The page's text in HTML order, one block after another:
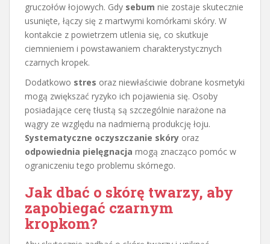
gruczołów łojowych. Gdy sebum nie zostaje skutecznie
usunięte, łączy się z martwymi komórkami skóry. W
kontakcie z powietrzem utlenia się, co skutkuje
ciemnieniem i powstawaniem charakterystycznych
czarnych kropek.
Dodatkowo stres oraz niewłaściwie dobrane kosmetyki
mogą zwiększać ryzyko ich pojawienia się. Osoby
posiadające cerę tłustą są szczególnie narażone na
wągry ze względu na nadmierną produkcję łoju.
Systematyczne oczyszczanie skóry oraz
odpowiednia pielęgnacja mogą znacząco pomóc w
ograniczeniu tego problemu skórnego.
Jak dbać o skórę twarzy, aby
zapobiegać czarnym
kropkom?